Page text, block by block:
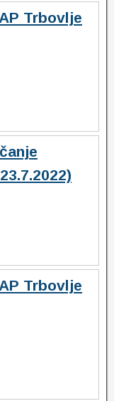
Trbovlje
Trbovlje